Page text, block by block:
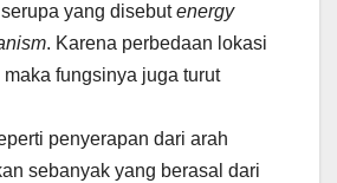
yang disebutenergy
. Karena perbedaan lokasi
fungsinya juga turut
penyerapan dari arah
sebanyak yang berasal dari